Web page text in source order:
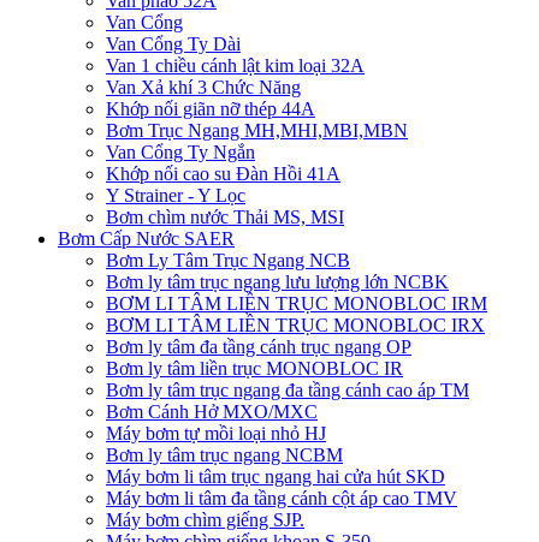
Van Cổng
Van Cổng Ty Dài
Van 1 chiều cánh lật kim loại 32A
Van Xả khí 3 Chức Năng
Khớp nối giãn nỡ thép 44A
Bơm Trục Ngang MH,MHI,MBI,MBN
Van Cổng Ty Ngắn
Khớp nối cao su Đàn Hồi 41A
Y Strainer - Y Lọc
Bơm chìm nước Thải MS, MSI
Bơm Cấp Nước SAER
Bơm Ly Tâm Trục Ngang NCB
Bơm ly tâm trục ngang lưu lượng lớn NCBK
BƠM LI TÂM LIỀN TRỤC MONOBLOC IRM
BƠM LI TÂM LIỀN TRỤC MONOBLOC IRX
Bơm ly tâm đa tầng cánh trục ngang OP
Bơm ly tâm liền trục MONOBLOC IR
Bơm ly tâm trục ngang đa tầng cánh cao áp TM
Bơm Cánh Hở MXO/MXC
Máy bơm tự mồi loại nhỏ HJ
Bơm ly tâm trục ngang NCBM
Máy bơm li tâm trục ngang hai cửa hút SKD
​Máy bơm li tâm đa tầng cánh cột áp cao TMV
Máy bơm chìm giếng SJP.